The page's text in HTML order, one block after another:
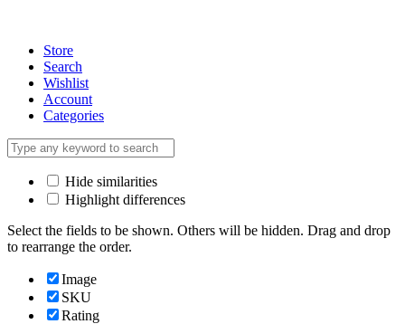
Store
Search
Wishlist
Account
Categories
Hide similarities
Highlight differences
Select the fields to be shown. Others will be hidden. Drag and drop
to rearrange the order.
Image
SKU
Rating